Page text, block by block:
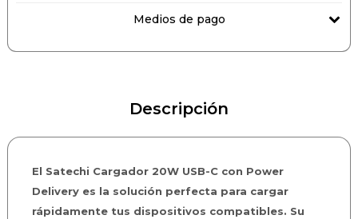
Medios de pago
Descripción
El Satechi Cargador 20W USB-C con Power
Delivery es la solución perfecta para cargar
rápidamente tus dispositivos compatibles. Su